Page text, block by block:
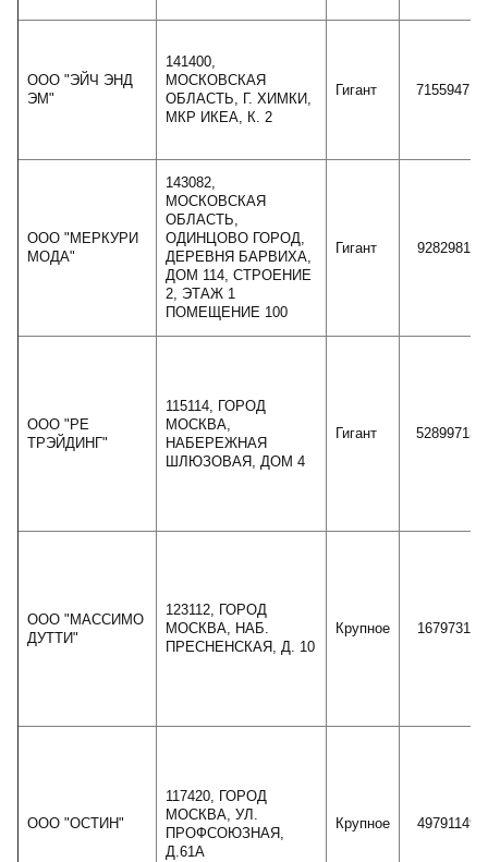
ООО "ЭЙЧ ЭНД
ЭМ"
141400,
МОСКОВСКАЯ
ОБЛАСТЬ, Г. ХИМКИ,
МКР ИКЕА, К. 2
Гигант 71559471
ООО "МЕРКУРИ
МОДА"
143082,
МОСКОВСКАЯ
ОБЛАСТЬ,
ОДИНЦОВО ГОРОД,
ДЕРЕВНЯ БАРВИХА,
ДОМ 114, СТРОЕНИЕ
2, ЭТАЖ 1
ПОМЕЩЕНИЕ 100
Гигант 92829811
ООО "РЕ
ТРЭЙДИНГ"
115114, ГОРОД
МОСКВА,
НАБЕРЕЖНАЯ
ШЛЮЗОВАЯ, ДОМ 4
Гигант 52899713
ООО "МАССИМО
ДУТТИ"
123112, ГОРОД
МОСКВА, НАБ.
ПРЕСНЕНСКАЯ, Д. 10
Крупное 16797311
ООО "ОСТИН"
117420, ГОРОД
МОСКВА, УЛ.
ПРОФСОЮЗНАЯ,
Д.61А
Крупное 49791149